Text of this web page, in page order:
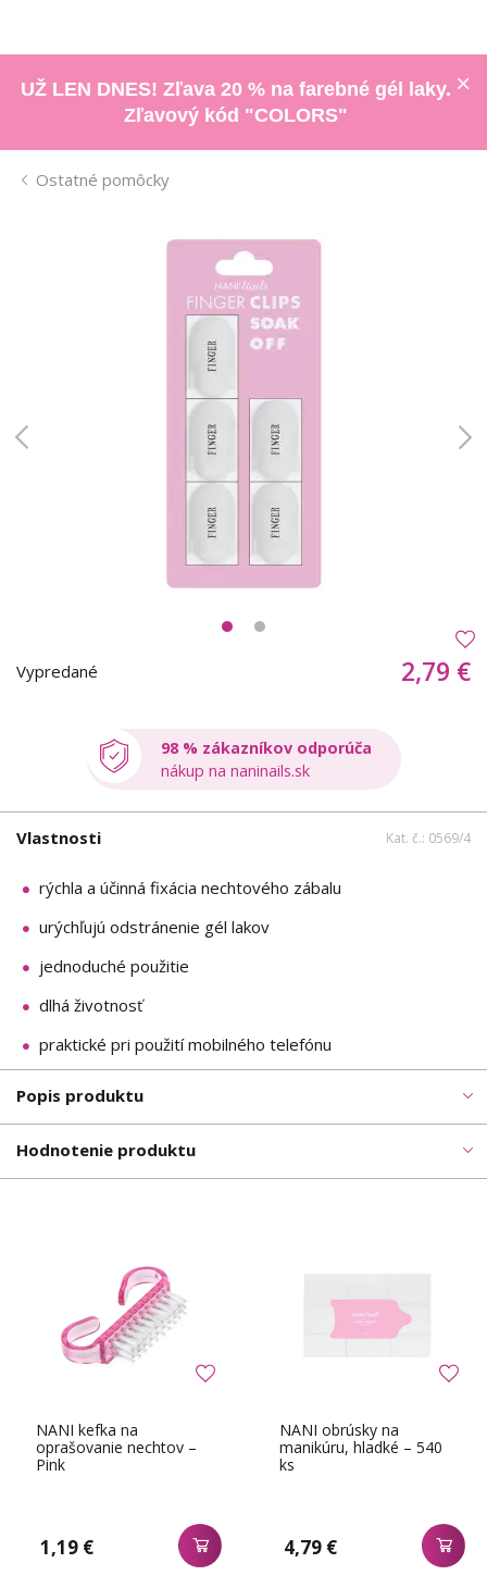
UŽ LEN DNES! Zľava 20 % na farebné gél laky.
Zľavový kód "COLORS"
Ostatné pomôcky
Vypredané 2,79 €
98 % zákazníkov odporúča
nákup na naninails.sk
Vlastnosti Kat. č.: 0569/4
rýchla a účinná fixácia nechtového zábalu
urýchľujú odstránenie gél lakov
jednoduché použitie
dlhá životnosť
praktické pri použití mobilného telefónu
Popis produktu
Hodnotenie produktu
NANI kefka na
oprašovanie nechtov –
Pink
1,19 €
NANI obrúsky na
manikúru, hladké – 540
ks
4,79 €